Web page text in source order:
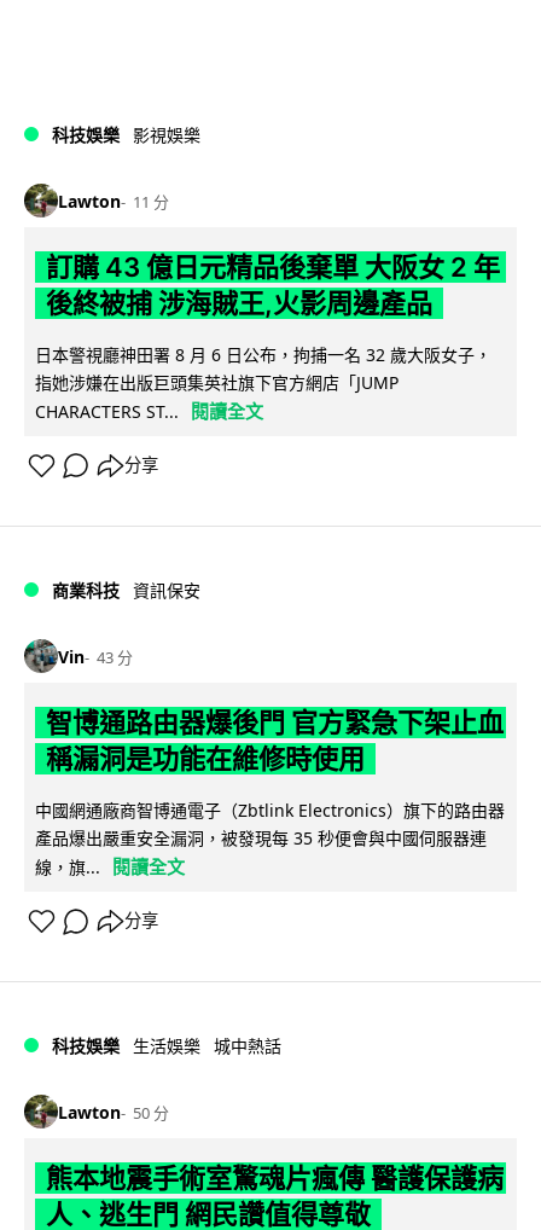
科技娛樂 影視娛樂
Lawton 11 分
訂購 43 億日元精品後棄單 大阪女 2 年
後終被捕 涉海賊王,火影周邊產品
日本警視廳神田署 8 月 6 日公布，拘捕一名 32 歲大阪女子，
指她涉嫌在出版巨頭集英社旗下官方網店「JUMP
CHARACTERS ST...
閱讀全文
分享
商業科技 資訊保安
Vin 43 分
智博通路由器爆後門 官方緊急下架止血
稱漏洞是功能在維修時使用
中國網通廠商智博通電子（Zbtlink Electronics）旗下的路由器
產品爆出嚴重安全漏洞，被發現每 35 秒便會與中國伺服器連
線，旗...
閱讀全文
分享
科技娛樂 生活娛樂 城中熱話
Lawton 50 分
熊本地震手術室驚魂片瘋傳 醫護保護病
人、逃生門 網民讚值得尊敬